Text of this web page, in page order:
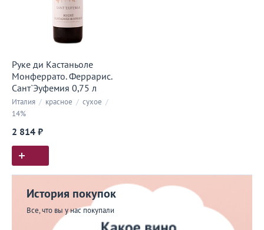
Руке ди Кастаньоле
Монферрато. Феррарис.
Сант`Эуфемия 0,75 л
Италия / красное / сухое /
14%
2 814 ₽
История покупок
Все, что вы у нас покупали